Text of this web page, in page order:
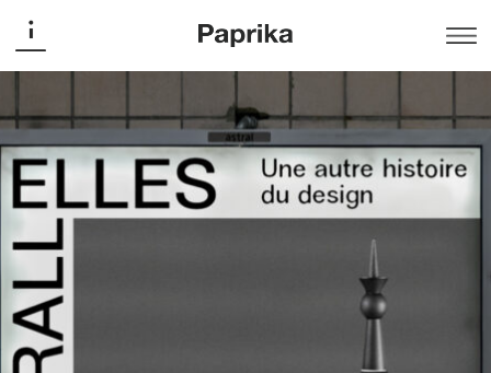
Musée des beaux-arts de Montréal (MBAM)
Parall(elles)
Campaign
Organisée en collaboration avec le Programme Stewart
pour le design moderne, Parall(elles) du Musée des
beaux-arts de Montréal est une exposition qui célèbre